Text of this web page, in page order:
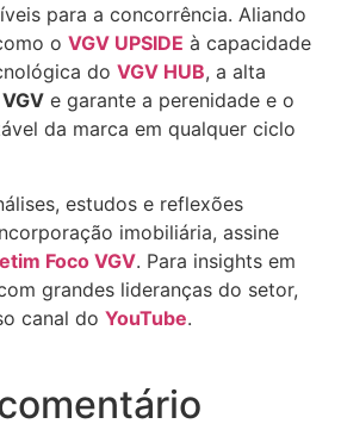
para a concorrência. Aliando
o VGV UPSIDE à capacidade
do VGV HUB, a alta
VGV e garante a perenidade e o
da marca em qualquer ciclo
estudos e reflexões
imobiliária, assine
Foco VGV. Para insights em
grandes lideranças do setor,
canal do YouTube.